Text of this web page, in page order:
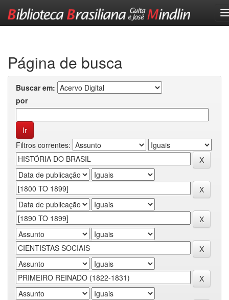
Página de busca
Buscar em:
por
Filtros correntes: